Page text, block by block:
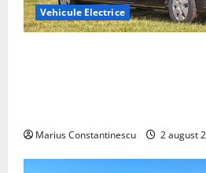
Vehicule Electrice
Marius Constantinescu 2 august